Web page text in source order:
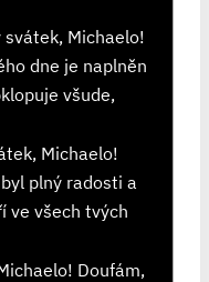
Michaelo!
dne je naplněn
všude,
Michaelo!
plný radosti a
ve všech tvých
Doufám,